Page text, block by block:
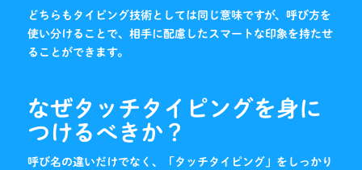
どちらもタイピング技術としては同じ意味ですが、呼び方を
使い分けることで、相手に配慮したスマートな印象を持たせ
ることができます。
なぜタッチタイピングを身に
つけるべきか？
呼び名の違いだけでなく、「タッチタイピング」をしっかり